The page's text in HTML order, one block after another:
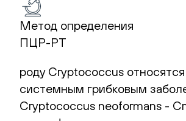
Метод определения
ПЦР-РТ
роду Cryptococcus
системным грибковым
Cryptococcus neoformans -